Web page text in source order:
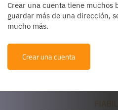
Crear una cuenta tiene muchos
guardar más de una dirección,
mucho más.
Crear una cuenta